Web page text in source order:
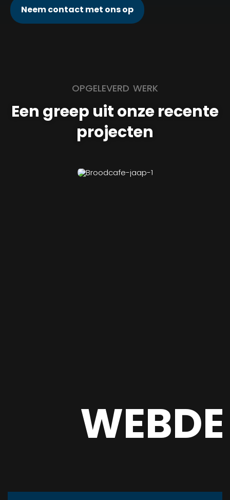
Neem contact met ons op
OPGELEVERD WERK
Een greep uit onze recente
projecten